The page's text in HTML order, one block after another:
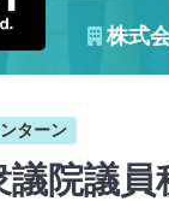
株式
ターン
議院議